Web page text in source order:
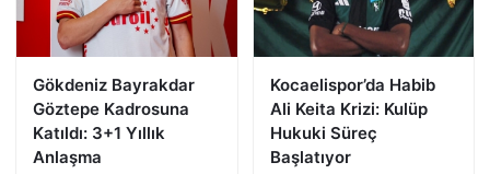
Gökdeniz Bayrakdar
Göztepe Kadrosuna
Katıldı: 3+1 Yıllık
Anlaşma
Kocaelispor’da Habib
Ali Keita Krizi: Kulüp
Hukuki Süreç
Başlatıyor